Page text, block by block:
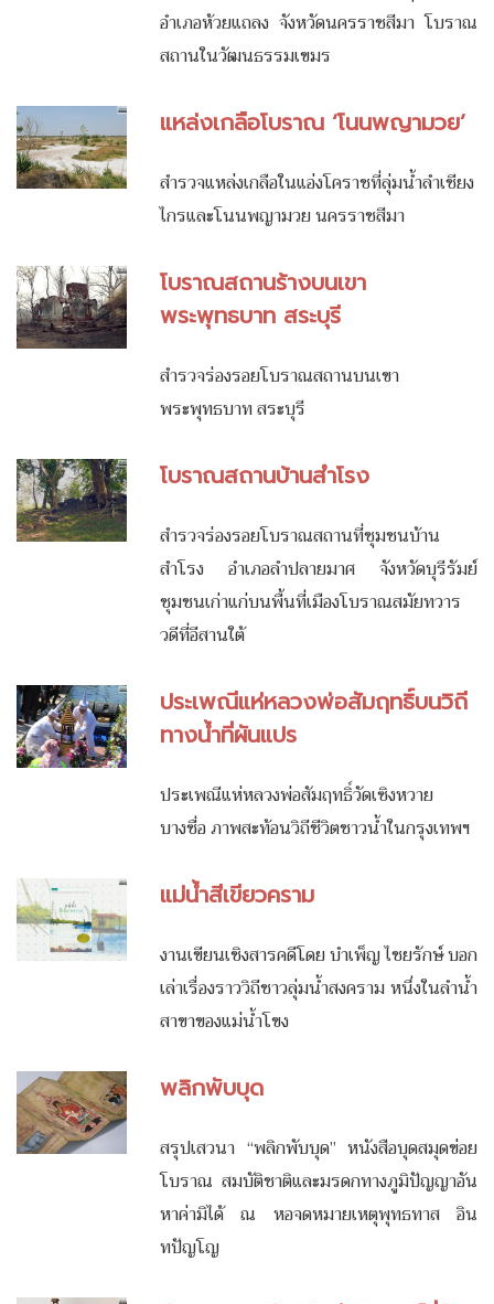
อำเภอห้วยแถลง จังหวัดนครราชสีมา โบราณ
สถานในวัฒนธรรมเขมร
แหล่งเกลือโบราณ ‘โนนพญามวย’
สำรวจแหล่งเกลือในแอ่งโคราชที่ลุ่มน้ำลำเชียง
ไกรและโนนพญามวย นครราชสีมา
โบราณสถานร้างบนเขา
พระพุทธบาท สระบุรี
สำรวจร่องรอยโบราณสถานบนเขา
พระพุทธบาท สระบุรี
โบราณสถานบ้านสำโรง
สำรวจร่องรอยโบราณสถานที่ชุมชนบ้าน
สำโรง อำเภอลำปลายมาศ จังหวัดบุรีรัมย์
ชุมชนเก่าแก่บนพื้นที่เมืองโบราณสมัยทวาร
วดีที่อีสานใต้
ประเพณีแห่หลวงพ่อสัมฤทธิ์บนวิถี
ทางน้ำที่ผันแปร
ประเพณีแห่หลวงพ่อสัมฤทธิ์วัดเซิงหวาย
บางซื่อ ภาพสะท้อนวิถีชีวิตชาวน้ำในกรุงเทพฯ
แม่น้ำสีเขียวคราม
งานเขียนเชิงสารคดีโดย บำเพ็ญ ไชยรักษ์ บอก
เล่าเรื่องราววิถีชาวลุ่มน้ำสงคราม หนึ่งในลำน้ำ
สาขาของแม่น้ำโขง
พลิกพับบุด
สรุปเสวนา “พลิกพับบุด” หนังสือบุดสมุดข่อย
โบราณ สมบัติชาติและมรดกทางภูมิปัญญาอัน
หาค่ามิได้ ณ หอจดหมายเหตุพุทธทาส อิน
ทปัญโญ